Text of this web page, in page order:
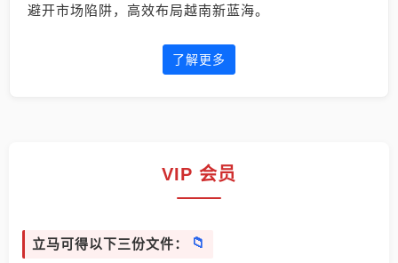
避开市场陷阱，高效布局越南新蓝海。
了解更多
VIP 会员
立马可得以下三份文件：